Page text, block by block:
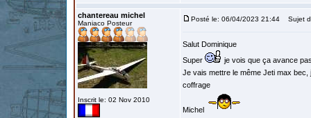
chantereau michel
Maniaco Posteur
Inscrit le: 02 Nov 2010
Posté le: 06/04/2023 21:44 Sujet
Salut Dominique
Super
je vois que ça avance
Je vais mettre le même Jeti max
coffrage
Michel